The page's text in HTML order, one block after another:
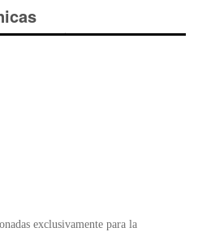
ri
e
exclusivamente para la